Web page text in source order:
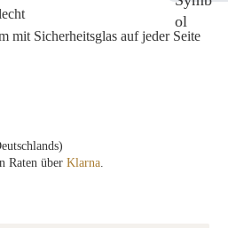
mit Sicherheitsglas auf jeder Seite
Raten über Klarna.